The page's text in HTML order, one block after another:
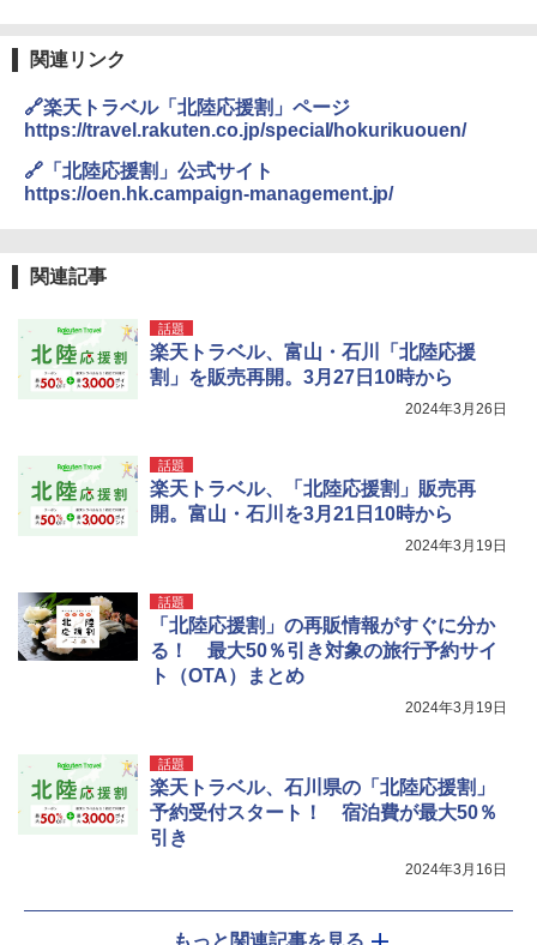
関連リンク
🔗楽天トラベル「北陸応援割」ページ
https://travel.rakuten.co.jp/special/hokurikuouen/
🔗「北陸応援割」公式サイト
https://oen.hk.campaign-management.jp/
関連記事
話題
楽天トラベル、富山・石川「北陸応援
割」を販売再開。3月27日10時から
2024年3月26日
話題
楽天トラベル、「北陸応援割」販売再
開。富山・石川を3月21日10時から
2024年3月19日
話題
「北陸応援割」の再販情報がすぐに分か
る！ 最大50％引き対象の旅行予約サイ
ト（OTA）まとめ
2024年3月19日
話題
楽天トラベル、石川県の「北陸応援割」
予約受付スタート！ 宿泊費が最大50％
引き
2024年3月16日